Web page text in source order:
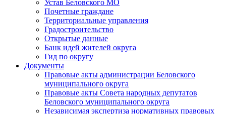
Устав Беловского МО
Почетные граждане
Территориальные управления
Градостроительство
Открытые данные
Банк идей жителей округа
Гид по округу
Документы
Правовые акты администрации Беловского
муниципального округа
Правовые акты Совета народных депутатов
Беловского муниципального округа
Независимая экспертиза нормативных правовых